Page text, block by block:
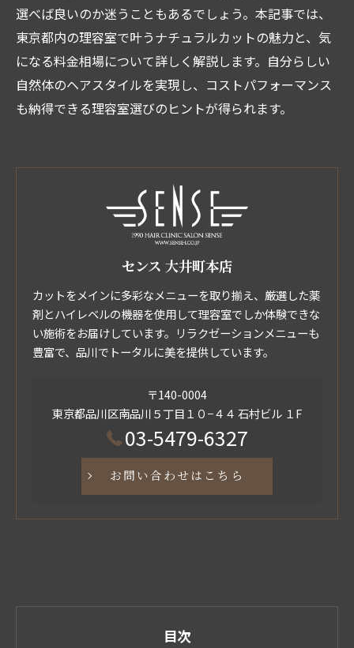
選べば良いのか迷うこともあるでしょう。本記事では、
東京都内の理容室で叶うナチュラルカットの魅力と、気
になる料金相場について詳しく解説します。自分らしい
自然体のヘアスタイルを実現し、コストパフォーマンス
も納得できる理容室選びのヒントが得られます。
センス 大井町本店
カットをメインに多彩なメニューを取り揃え、厳選した薬
剤とハイレベルの機器を使用して理容室でしか体験できな
い施術をお届けしています。リラクゼーションメニューも
豊富で、品川でトータルに美を提供しています。
〒140-0004
東京都品川区南品川５丁目１０−４４ 石村ビル １F
03-5479-6327
お問い合わせはこちら
目次